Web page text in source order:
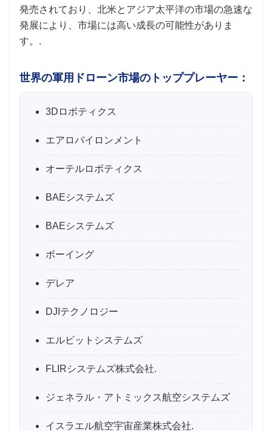
発売されており、北米とアジア太平洋の市場の急速な
発展により、市場には高い成長の可能性がありま
す。.
世界の軍用ドローン市場のトッププレーヤー：
3Dロボティクス
エアロバイロンメント
オーテルロボティクス
BAEシステムズ
BAEシステムズ
ボーイング
デレア
DJIテクノロジー
エルビットシステムズ
FLIRシステムズ株式会社.
ジェネラル・アトミックス航空システムズ
イスラエル航空宇宙産業株式会社.